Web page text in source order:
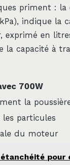
priment : la
indique la
exprimé en
la capacité à
700W
la
les particules
du moteur
pour